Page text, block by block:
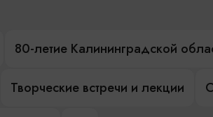
80-летие Калининградской
Творческие встречи и лекции